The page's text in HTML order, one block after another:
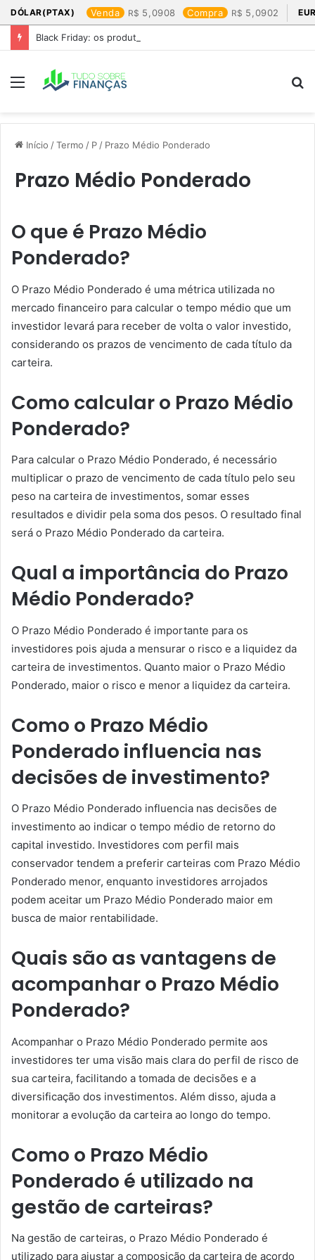
DÓLAR(PTAX) Venda 5,0908 Compra 5,0902
Black Friday: os produtos que mais valem a pena
Menu
Início /Termo / P / Prazo Médio Ponderado
Prazo Médio Ponderado
O que é Prazo Médio
Ponderado?
O Prazo Médio Ponderado é uma métrica utilizada no
mercado financeiro para calcular o tempo médio que um
investidor levará para receber de volta o valor investido,
considerando os prazos de vencimento de cada título da
carteira.
Como calcular o Prazo Médio
Ponderado?
Para calcular o Prazo Médio Ponderado, é necessário
multiplicar o prazo de vencimento de cada título pelo seu
peso na carteira de investimentos, somar esses
resultados e dividir pela soma dos pesos. O resultado final
será o Prazo Médio Ponderado da carteira.
Qual a importância do Prazo
Médio Ponderado?
O Prazo Médio Ponderado é importante para os
investidores pois ajuda a mensurar o risco e a liquidez da
carteira de investimentos. Quanto maior o Prazo Médio
Ponderado, maior o risco e menor a liquidez da carteira.
Como o Prazo Médio
Ponderado influencia nas
decisões de investimento?
O Prazo Médio Ponderado influencia nas decisões de
investimento ao indicar o tempo médio de retorno do
capital investido. Investidores com perfil mais
conservador tendem a preferir carteiras com Prazo Médio
Ponderado menor, enquanto investidores arrojados
podem aceitar um Prazo Médio Ponderado maior em
busca de maior rentabilidade.
Quais são as vantagens de
acompanhar o Prazo Médio
Ponderado?
Acompanhar o Prazo Médio Ponderado permite aos
investidores ter uma visão mais clara do perfil de risco de
sua carteira, facilitando a tomada de decisões e a
diversificação dos investimentos. Além disso, ajuda a
monitorar a evolução da carteira ao longo do tempo.
Como o Prazo Médio
Ponderado é utilizado na
gestão de carteiras?
Na gestão de carteiras, o Prazo Médio Ponderado é
utilizado para ajustar a composição da carteira de acordo